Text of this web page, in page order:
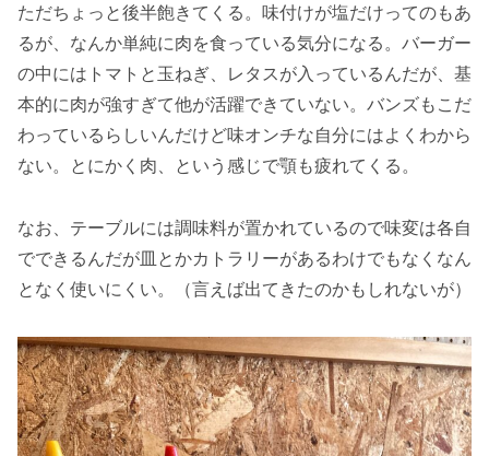
ただちょっと後半飽きてくる。味付けが塩だけってのもあ
るが、なんか単純に肉を食っている気分になる。バーガー
の中にはトマトと玉ねぎ、レタスが入っているんだが、基
本的に肉が強すぎて他が活躍できていない。バンズもこだ
わっているらしいんだけど味オンチな自分にはよくわから
ない。とにかく肉、という感じで顎も疲れてくる。
なお、テーブルには調味料が置かれているので味変は各自
でできるんだが皿とかカトラリーがあるわけでもなくなん
となく使いにくい。（言えば出てきたのかもしれないが）